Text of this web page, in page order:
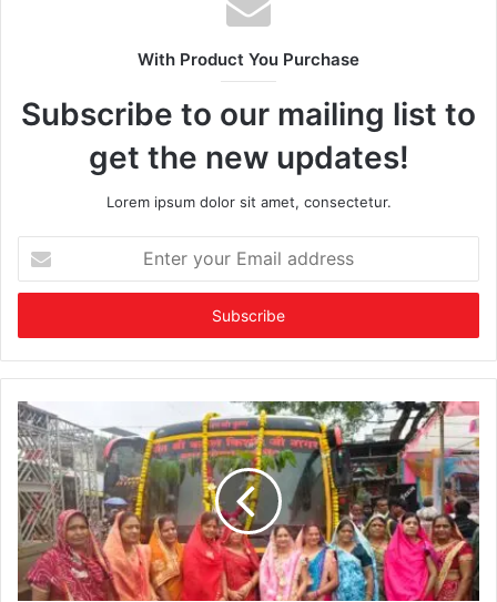
With Product You Purchase
Subscribe to our mailing list to
get the new updates!
Lorem ipsum dolor sit amet, consectetur.
your
Email